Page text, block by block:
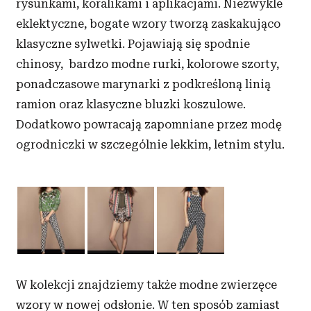
rysunkami, koralikami i aplikacjami. Niezwykle
eklektyczne, bogate wzory tworzą zaskakująco
klasyczne sylwetki. Pojawiają się spodnie
chinosy, bardzo modne rurki, kolorowe szorty,
ponadczasowe marynarki z podkreśloną linią
ramion oraz klasyczne bluzki koszulowe.
Dodatkowo powracają zapomniane przez modę
ogrodniczki w szczególnie lekkim, letnim stylu.
W kolekcji znajdziemy także modne zwierzęce
wzory w nowej odsłonie. W ten sposób zamiast